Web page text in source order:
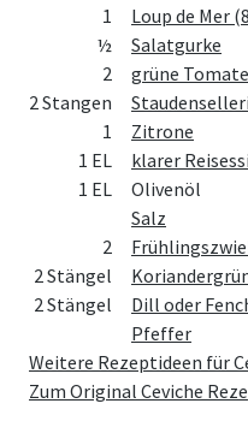
Zutat
1
Loup de Mer
½
Salatgurke
2
grüne
2 Stangen
1
Zitrone
1 EL
klarer
1 EL
Olivenöl
Salz
2
2 Stängel
2 Stängel
Dill oder
Pfeffer
Weitere Rezeptideen für
Zum Original Ceviche